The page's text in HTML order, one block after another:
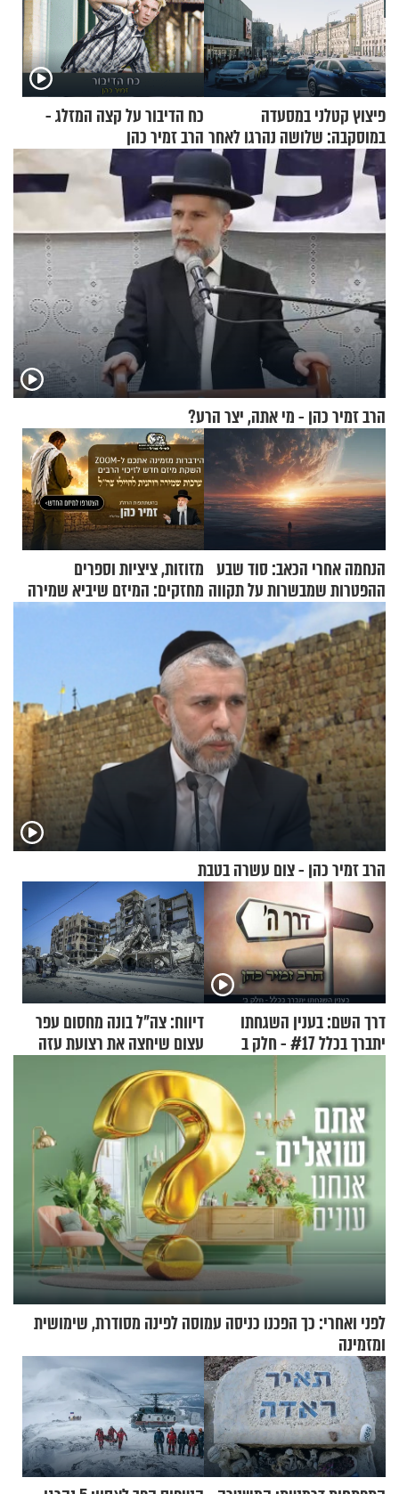
פיצוץ קטלני במסעדה
במוסקבה: שלושה נהרגו לאחר
שמטען שנשאה אישה התפוצץ
כח הדיבור על קצה המזלג -
הרב זמיר כהן
הרב זמיר כהן - מי אתה, יצר הרע?
הנחמה אחרי הכאב: סוד שבע
ההפטרות שמבשרות על תקווה
וגאולה
מזוזות, ציציות וספרים
מחזקים: המיזם שיביא שמירה
רוחנית לאלפי חיילי צה"ל
הרב זמיר כהן - צום עשרה בטבת
דרך השם: בענין השגחתו
יתברך בכלל #17 - חלק ב
דיווח: צה"ל בונה מחסום עפר
עצום שיחצה את רצועת עזה
לשניים
לפני ואחרי: כך הפכנו כניסה עמוסה לפינה מסודרת, שימושית
ומזמינה